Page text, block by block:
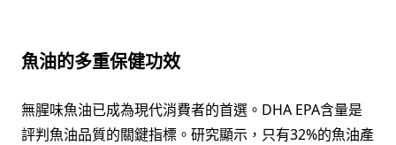
魚油的多重保健功效
無腥味魚油已成為現代消費者的首選。DHA EPA含量是
評判魚油品質的關鍵指標。研究顯示，只有32%的魚油產